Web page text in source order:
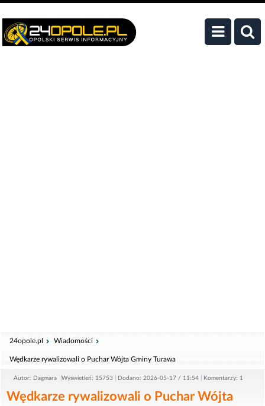
24opole.pl Wiadomości
Wędkarze rywalizowali o Puchar Wójta Gminy Turawa
Autor: Dagmara Wyświetleń: 15753 Dodano: 2026-05-17 / 11:54 Komentarzy: 1
Wędkarze rywalizowali o Puchar Wójta